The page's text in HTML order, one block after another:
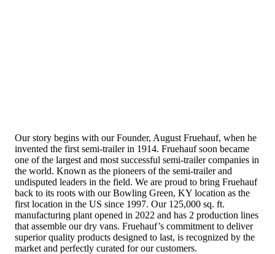
Our story begins with our Founder, August Fruehauf, when he
invented the first semi-trailer in 1914. Fruehauf soon became
one of the largest and most successful semi-trailer companies in
the world. Known as the pioneers of the semi-trailer and
undisputed leaders in the field. We are proud to bring Fruehauf
back to its roots with our Bowling Green, KY location as the
first location in the US since 1997. Our 125,000 sq. ft.
manufacturing plant opened in 2022 and has 2 production lines
that assemble our dry vans. Fruehauf’s commitment to deliver
superior quality products designed to last, is recognized by the
market and perfectly curated for our customers.